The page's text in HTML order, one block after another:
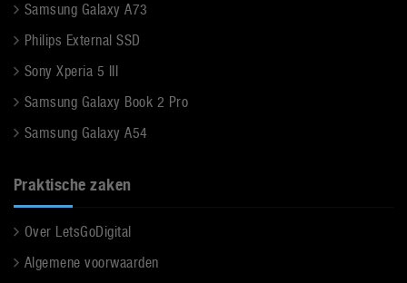
Samsung Galaxy A73
Philips External SSD
Sony Xperia 5 III
Samsung Galaxy Book 2 Pro
Samsung Galaxy A54
Praktische zaken
Over LetsGoDigital
Algemene voorwaarden